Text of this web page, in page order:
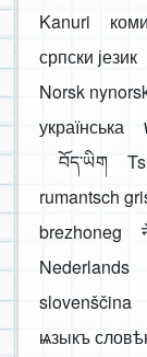
Kanuri
српски језик
Norsk
українська
བོད་ཡིག
rumantsch
brezhoneg
Nederlands
slovenščina
ѩзыкъ